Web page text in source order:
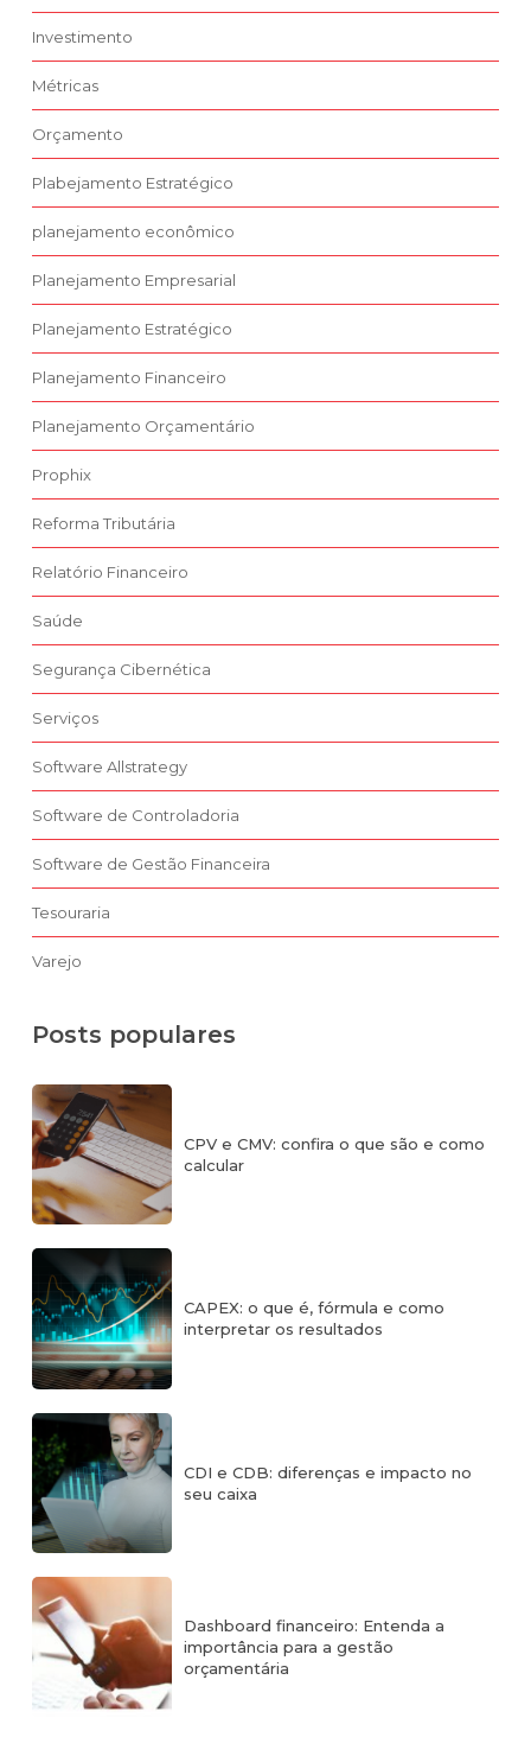
Investimento
Métricas
Orçamento
Plabejamento Estratégico
planejamento econômico
Planejamento Empresarial
Planejamento Estratégico
Planejamento Financeiro
Planejamento Orçamentário
Prophix
Reforma Tributária
Relatório Financeiro
Saúde
Segurança Cibernética
Serviços
Software Allstrategy
Software de Controladoria
Software de Gestão Financeira
Tesouraria
Varejo
Posts populares
CPV e CMV: confira o que são e como
calcular
CAPEX: o que é, fórmula e como
interpretar os resultados
CDI e CDB: diferenças e impacto no
seu caixa
Dashboard financeiro: Entenda a
importância para a gestão
orçamentária